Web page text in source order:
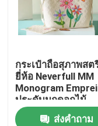
กระเป๋าถือสุภาพสต
ยี่ห้อ Neverfull MM
Monogram
ประดับมุกดอกไม้
ส่งคำถาม